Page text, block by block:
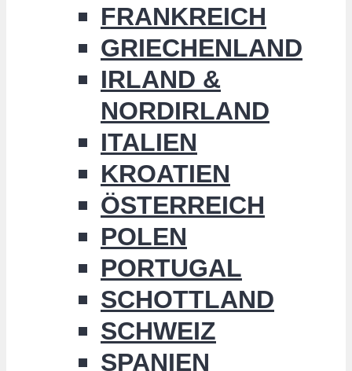
FRANKREICH
GRIECHENLAND
IRLAND &
NORDIRLAND
ITALIEN
KROATIEN
ÖSTERREICH
POLEN
PORTUGAL
SCHOTTLAND
SCHWEIZ
SPANIEN